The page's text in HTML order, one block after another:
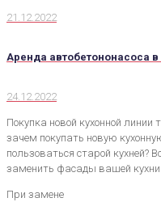
21.12.2022
Аренда автобетононасоса
24.12.2022
Покупка новой кухонной линии
зачем покупать новую
пользоваться старой кухней?
заменить фасады вашей кухни.
При замене